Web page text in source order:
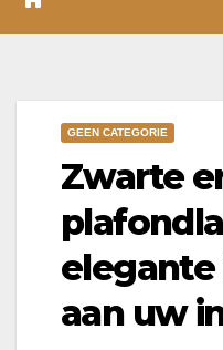
GEEN CATEGORIE
Zwarte
aan uw